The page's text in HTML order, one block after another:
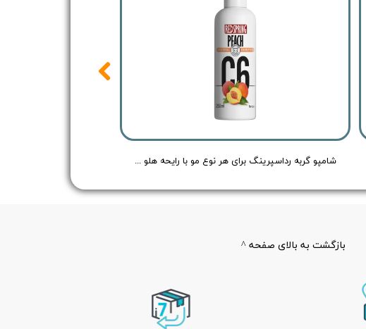
شامپو گربه رداسپرینگ برای هر نوع مو با رایحه هلو - Redspring Cat Shampoo Peach Flavour - حجم 250 میلی لیتر
بازگشت به بالای صفحه ^